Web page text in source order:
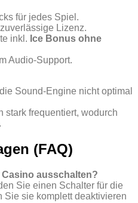
für jedes Spiel.
Lizenz.
inkl. Ice Bonus ohne
Audio‑Support.
Sound‑Engine nicht optimal
stark frequentiert, wodurch
(FAQ)
ausschalten?
Sie einen Schalter für die
Sie sie komplett deaktivieren